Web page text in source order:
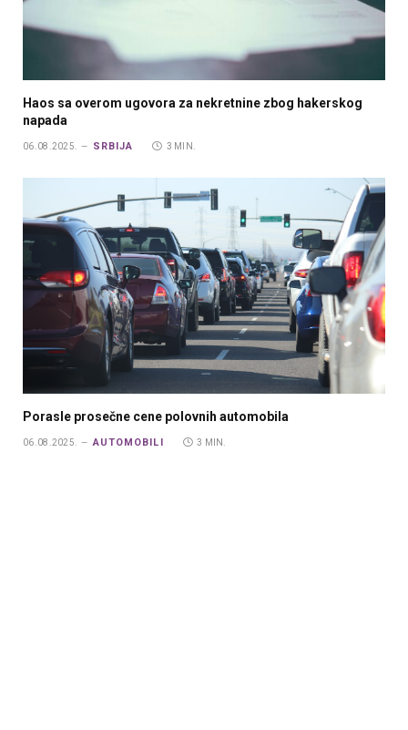
Haos sa overom ugovora za nekretnine zbog hakerskog
napada
06.08.2025. SRBIJA 3 MIN.
Porasle prosečne cene polovnih automobila
06.08.2025. AUTOMOBILI 3 MIN.